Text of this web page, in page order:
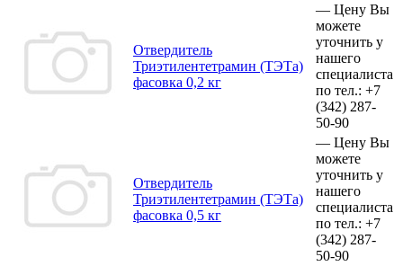
Отвердитель
Триэтилентетрамин (ТЭТа)
фасовка 0,2 кг
— Цену Вы
можете
уточнить у
нашего
специалиста
по тел.: +7
(342) 287-
50-90
Отвердитель
Триэтилентетрамин (ТЭТа)
фасовка 0,5 кг
— Цену Вы
можете
уточнить у
нашего
специалиста
по тел.: +7
(342) 287-
50-90